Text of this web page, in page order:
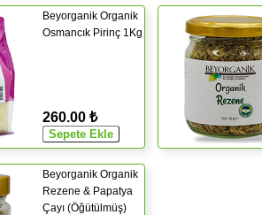
Beyorganik Organik
Osmancık Pirinç 1Kg
260.00 ₺
Beyorganik Organik
Rezene & Papatya
Çayı (Öğütülmüş)